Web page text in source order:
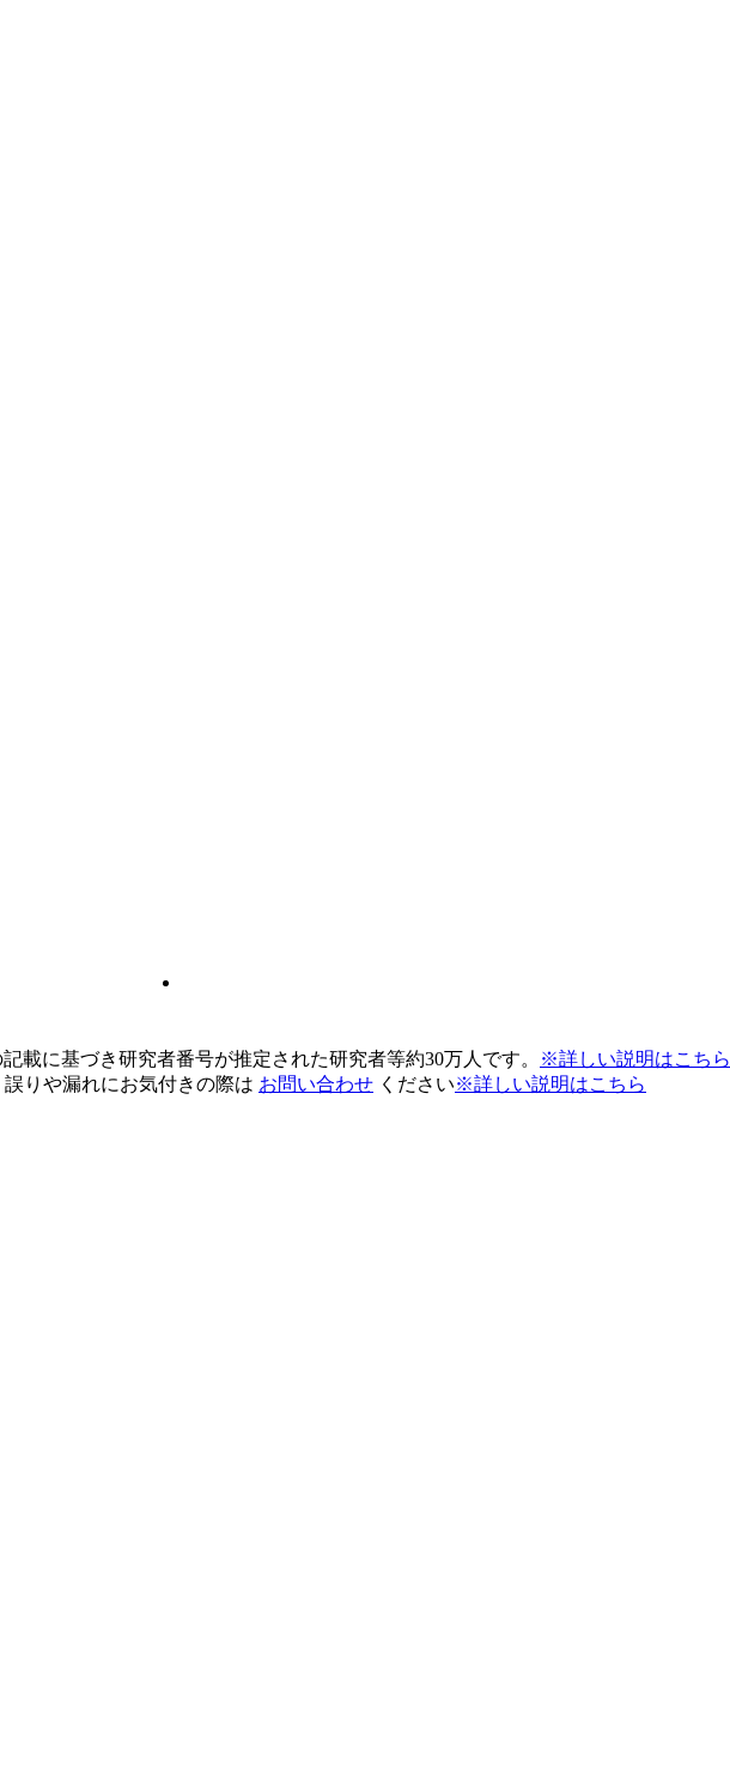
載に基づき研究者番号が推定された研究者等約30万人です。
※詳しい説明はこちら
りや漏れにお気付きの際は お問い合わせ ください※詳しい説明はこちら